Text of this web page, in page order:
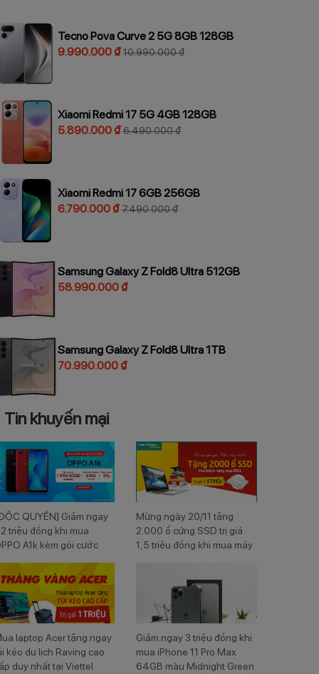
Tecno Pova Curve 2 5G 8GB 128GB
9.990.000 ₫10.990.000 ₫
Xiaomi Redmi 17 5G 4GB 128GB
5.890.000 ₫6.490.000 ₫
Xiaomi Redmi 17 6GB 256GB
6.790.000 ₫7.490.000 ₫
Samsung Galaxy Z Fold8 Ultra 512GB
58.990.000 ₫
Samsung Galaxy Z Fold8 Ultra 1TB
70.990.000 ₫
Tin khuyến mại
QUYỀN] Giảm ngay
triệu đồng khi mua
A1k kèm gói cước
Mừng ngày 20/11 tặng
2.000 ổ cứng SSD trị giá
1,5 triệu đồng khi mua máy
laptop Acer tặng ngay
kéo du lịch Raving cao
duy nhất tại Viettel
Giảm ngay 3 triệu đồng khi
mua iPhone 11 Pro Max
64GB màu Midnight Green